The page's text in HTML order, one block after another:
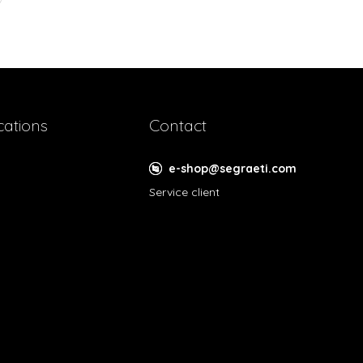
Contact
e-shop@segraeti.com
Service client